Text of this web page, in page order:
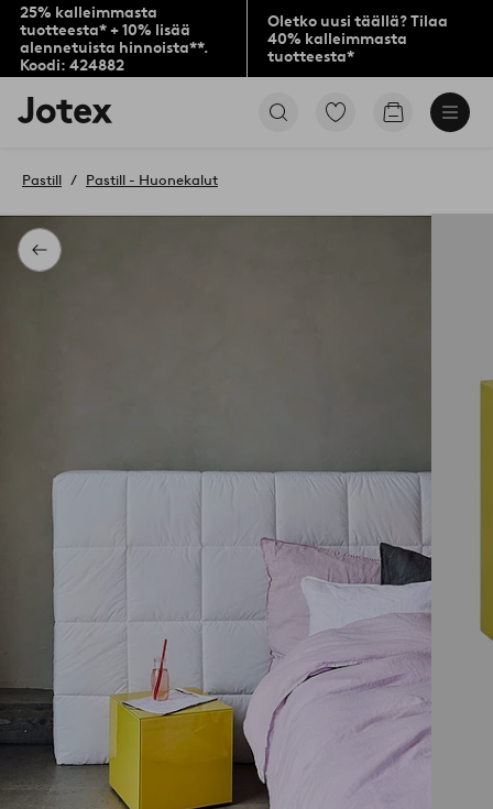
25% kalleimmasta
tuotteesta* + 10% lisää
alennetuista hinnoista**.
Koodi: 424882
Oletko uusi täällä? Tilaa
40% kalleimmasta
tuotteesta*
Jotex-
logo
aloitussivulle
Siirry
Siirry
Takaisin
Pastill Pastill - Huonekalut